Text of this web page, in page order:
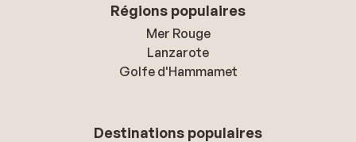
Régions populaires
Mer Rouge
Lanzarote
Golfe d'Hammamet
Destinations populaires